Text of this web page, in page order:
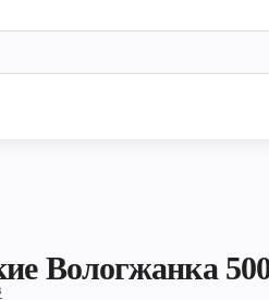
Вологжанка